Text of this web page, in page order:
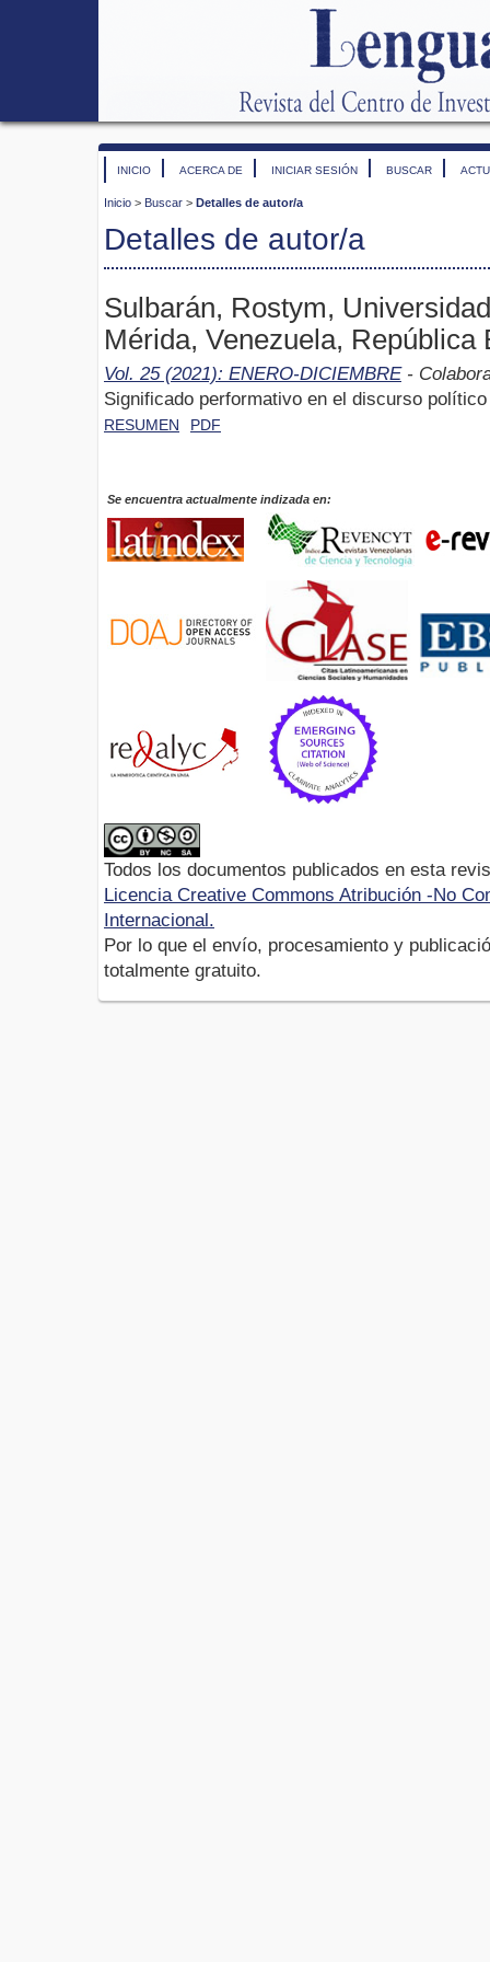
INICIO ACERCA DE INICIAR SESIÓN BUSCAR
Inicio > Buscar > Detalles de autor/a
Detalles de autor/a
Sulbarán, Rostym,
Mérida, Venezuela, República
Vol. 25 (2021): ENERO-DICIEMBRE-
Significado performativo en el discurso político
RESUMEN PDF
Se encuentra actualmente indizada en:
Todos los documentos publicados en esta
Licencia Creative Commons Atribución -No
Internacional.
Por lo que el envío, procesamiento y
totalmente gratuito.